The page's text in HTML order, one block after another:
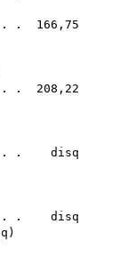
166,75
208,22
. disq
. disq
)
()
()